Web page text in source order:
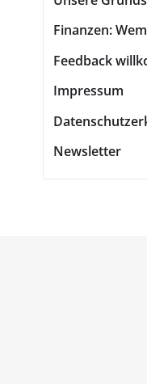
Finanzen:
Feedback
Impressum
Newsletter